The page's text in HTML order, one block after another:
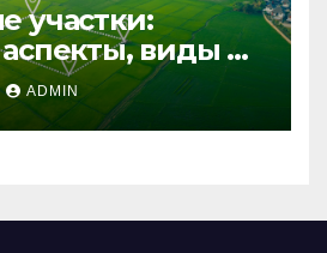
участки:
виды и
ADMIN